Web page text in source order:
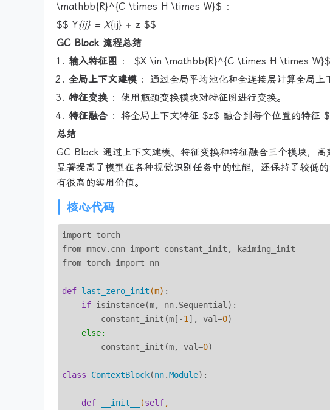
\mathbb{R}^{C \times H \times W}$ ：
$$ Y{ij} = X{ij} + z $$
GC Block 流程总结
输入特征图 ： $X \in \mathbb{R}^{C \times H \times W}$
全局上下文建模 ：通过全局平均池化和全连接层计算全局上
特征变换 ：使用瓶颈变换模块对特征图进行变换。
特征融合：将全局上下文特征 $z$ 融合到每个位置的特征
总结
GC Block 通过上下文建模、特征变换和特征融合三个模块，
显著提高了模型在各种视觉识别任务中的性能，还保持了较低
有很高的实用价值。
核心代码
import torch
from mmcv.cnn import constant_init, kaiming_init
from torch import nn
def last_zero_init (m) :
if isinstance(m, nn.Sequential):
        constant_init(m[-
1 ], val=0)
else:
        constant_init(m, val=
0)
class ContextBlock(nn.Module):
def __init__ (self,